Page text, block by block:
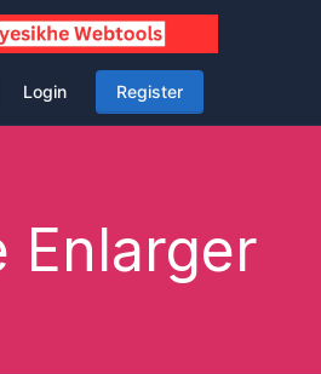
Login Register
Enlarger